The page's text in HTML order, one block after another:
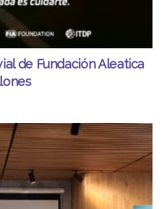
de Fundación Aleatica